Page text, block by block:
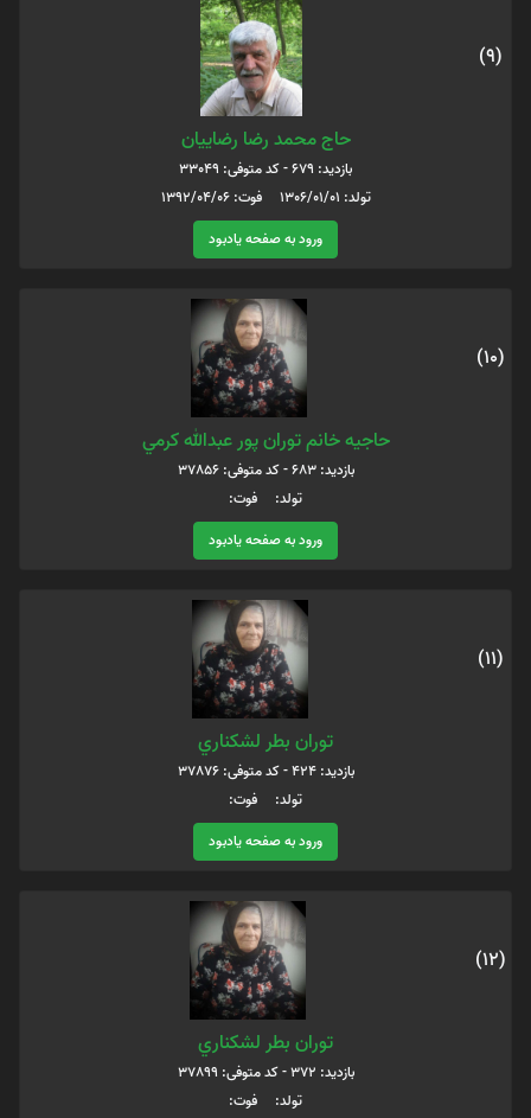
(9)
حاج محمد رضا رضاییان
بازدید: 679 - کد متوفی: 33049
تولد: 1306/01/01 فوت: 1392/04/06
ورود به صفحه یادبود
(10)
حاجيه خانم توران پور عبدالله كرمي
بازدید: 683 - کد متوفی: 37856
تولد: فوت:
ورود به صفحه یادبود
(11)
توران بطر لشكناري
بازدید: 424 - کد متوفی: 37876
تولد: فوت:
ورود به صفحه یادبود
(12)
توران بطر لشكناري
بازدید: 372 - کد متوفی: 37899
تولد: فوت: